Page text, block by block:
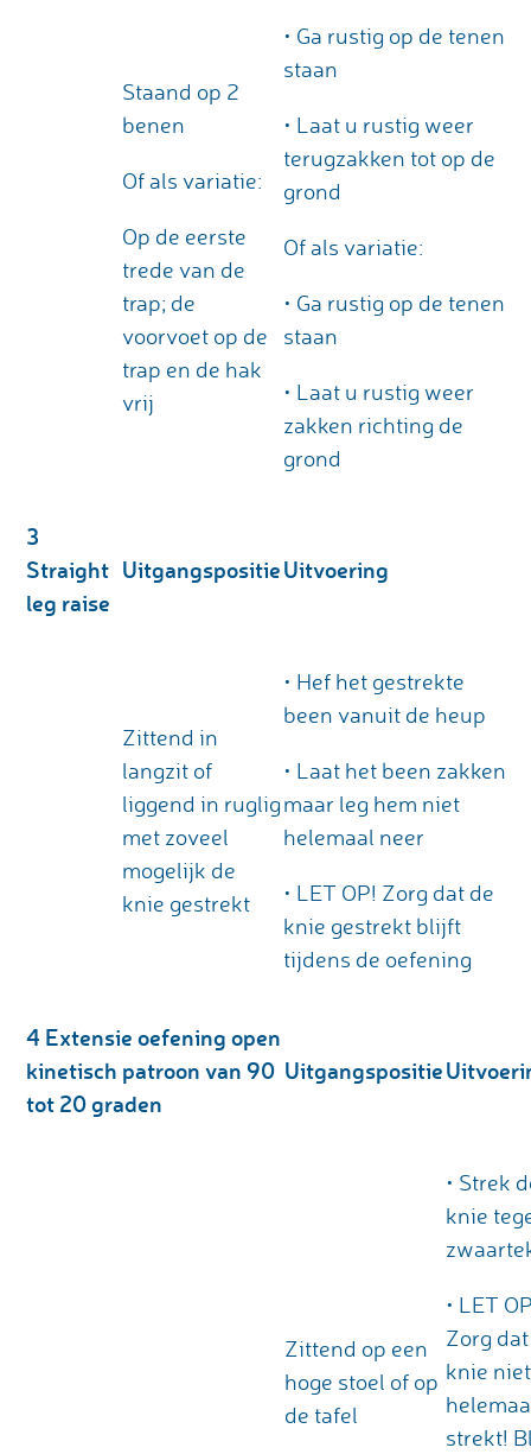
Staand op 2
benen
Of als variatie:
Op de eerste
trede van de
trap; de
voorvoet op de
trap en de hak
vrij
• Ga rustig op de tenen
staan
• Laat u rustig weer
terugzakken tot op de
grond
Of als variatie:
• Ga rustig op de tenen
staan
• Laat u rustig weer
zakken richting de
grond
3
Straight
leg raise
UitgangspositieUitvoering
Zittend in
langzit of
liggend in ruglig
met zoveel
mogelijk de
knie gestrekt
• Hef het gestrekte
been vanuit de heup
• Laat het been zakken
maar leg hem niet
helemaal neer
• LET OP! Zorg dat de
knie gestrekt blijft
tijdens de oefening
4 Extensie oefening open
kinetisch patroon van 90
tot 20 graden
Uitgangspositie
Zittend op een
hoge stoel of op
de tafel
• Strek
knie
• LET
Zorg
knie niet
strekt!